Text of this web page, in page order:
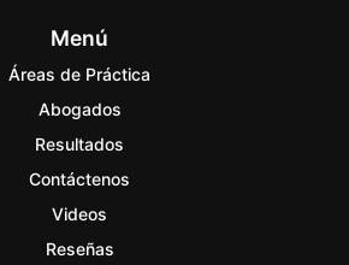
Menú
Áreas de Práctica
Abogados
Resultados
Contáctenos
Videos
Reseñas